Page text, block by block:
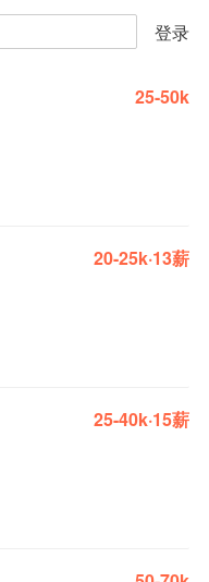
登录
25-50k
20-25k·13薪
25-40k·15薪